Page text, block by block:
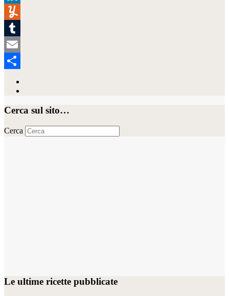
LinkedIn
Yummly
Tumblr
Email
Cerca sul sito…
Cerca
Le ultime ricette pubblicate